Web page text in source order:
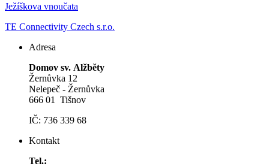
Ježíškova vnoučata
TE Connectivity Czech s.r.o.
Adresa
Domov sv. Alžběty
Žernůvka 12
Nelepeč - Žernůvka
666 01 Tišnov
IČ: 736 339 68
Kontakt
Tel.: